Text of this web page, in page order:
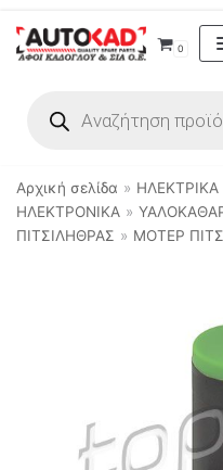
Μεταπηδήστε
στο
0
Αρχική σελίδα » ΗΛΕΚΤΡΙΚΑ
ΗΛΕΚΤΡΟΝΙΚΑ »
ΠΙΤΣΙΛΗΘΡΑΣ » ΜΟΤΕΡ